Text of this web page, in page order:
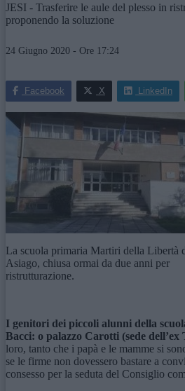
JESI - Trasferire le aule del plesso in
proponendo la soluzione
24 Giugno 2020 - Ore 17:24
Facebook X LinkedIn
La scuola primaria Martiri della Libertà
Asiago, chiusa ormai da due anni per
ristrutturazione.
I genitori dei piccoli alunni della
Bacci: o palazzo Carotti (sede
loro, tanto che i papà e le mamme si
se le firme non dovessero bastare a
consesso per la seduta del Consiglio